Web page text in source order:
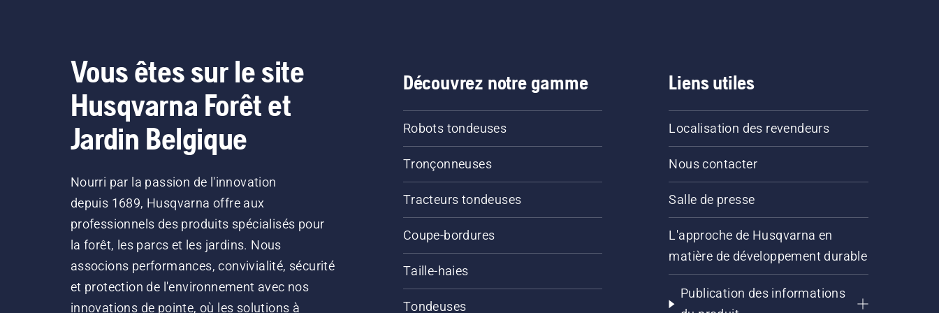
Vous êtes sur le site
Husqvarna Forêt et
Jardin Belgique
Nourri par la passion de l'innovation
depuis 1689, Husqvarna offre aux
professionnels des produits spécialisés pour
la forêt, les parcs et les jardins. Nous
associons performances, convivialité, sécurité
et protection de l'environnement avec nos
innovations de pointe, où les solutions à
Découvrez notre gamme
Robots tondeuses
Tronçonneuses
Tracteurs tondeuses
Coupe-bordures
Taille-haies
Tondeuses
Liens utiles
Localisation des revendeurs
Nous contacter
Salle de presse
L'approche de Husqvarna en
matière de développement durable
Publication des informations